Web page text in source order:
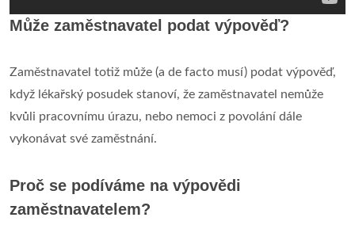
Může zaměstnavatel podat výpověď?
Zaměstnavatel totiž může (a de facto musí) podat výpověď,
když lékařský posudek stanoví, že zaměstnavatel nemůže
kvůli pracovnímu úrazu, nebo nemoci z povolání dále
vykonávat své zaměstnání.
Proč se podíváme na výpovědi
zaměstnavatelem?